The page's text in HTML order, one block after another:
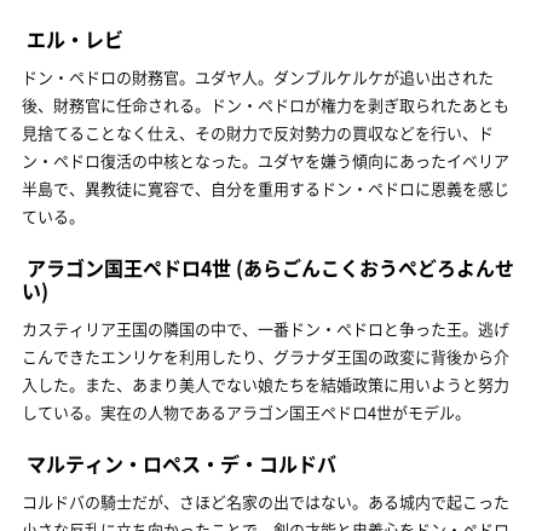
エル・レビ
ドン・ペドロの財務官。ユダヤ人。ダンブルケルケが追い出された
後、財務官に任命される。ドン・ペドロが権力を剥ぎ取られたあとも
見捨てることなく仕え、その財力で反対勢力の買収などを行い、ド
ン・ペドロ復活の中核となった。ユダヤを嫌う傾向にあったイベリア
半島で、異教徒に寛容で、自分を重用するドン・ペドロに恩義を感じ
ている。
アラゴン国王ペドロ4世 (あらごんこくおうぺどろよんせ
い)
カスティリア王国の隣国の中で、一番ドン・ペドロと争った王。逃げ
こんできたエンリケを利用したり、グラナダ王国の政変に背後から介
入した。また、あまり美人でない娘たちを結婚政策に用いようと努力
している。実在の人物であるアラゴン国王ペドロ4世がモデル。
マルティン・ロペス・デ・コルドバ
コルドバの騎士だが、さほど名家の出ではない。ある城内で起こった